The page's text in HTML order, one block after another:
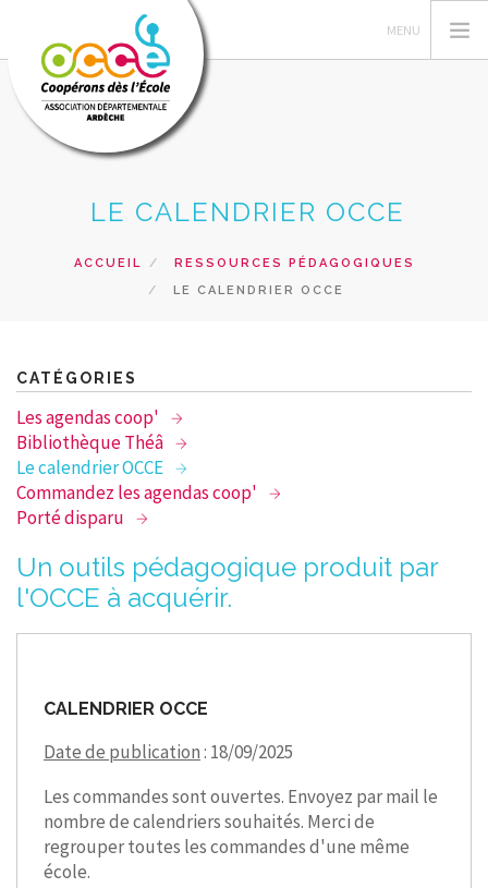
GERER SA COOPERATIVE
NOS ACTIONS
NOS RESSOURCES PEDAGOGIQUES
PRETS ET SERVICES
RECHERCHER
CONTACT
LE CALENDRIER OCCE
ACCUEIL
RESSOURCES PÉDAGOGIQUES
LE CALENDRIER OCCE
CATÉGORIES
Les agendas coop'
Bibliothèque Théâ
Le calendrier OCCE
Commandez les agendas coop'
Porté disparu
Un outils pédagogique produit par
l'OCCE à acquérir.
CALENDRIER OCCE
Date de publication: 18/09/2025
Les commandes sont ouvertes. Envoyez par mail le
nombre de calendriers souhaités. Merci de
regrouper toutes les commandes d'une même
école.